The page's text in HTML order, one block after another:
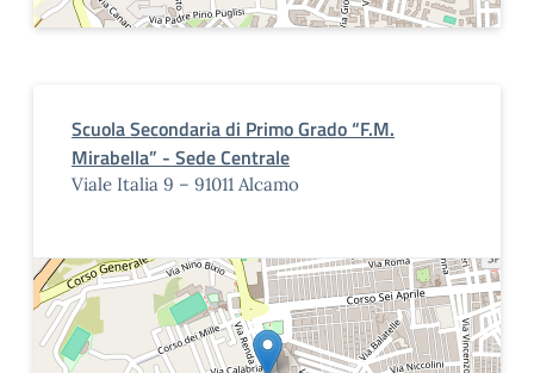
Scuola Secondaria di Primo Grado “F.M.
Mirabella” - Sede Centrale
Viale Italia 9 – 91011 Alcamo